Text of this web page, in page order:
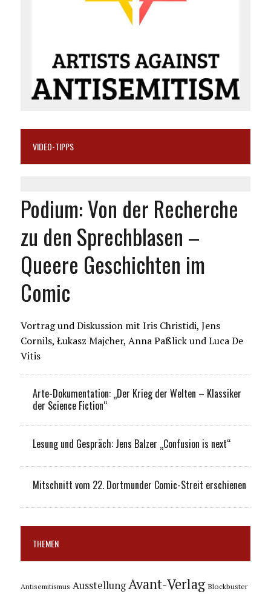
VIDEO-TIPPS
Podium: Von der Recherche
zu den Sprechblasen –
Queere Geschichten im
Comic
Vortrag und Diskussion mit Iris Christidi, Jens
Cornils, Łukasz Majcher, Anna Paßlick und Luca De
Vitis
Arte-Dokumentation: „Der Krieg der Welten – Klassiker
der Science Fiction“
Lesung und Gespräch: Jens Balzer „Confusion is next“
Mitschnitt vom 22. Dortmunder Comic-Streit erschienen
THEMEN
Antisemitismus Ausstellung Avant-Verlag Blockbuster